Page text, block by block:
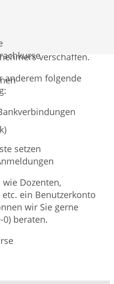
Überblick über das
verschaffen.
anderem folgende
setzen
Dozenten,
ein Benutzerkonto
wir Sie gerne
0) beraten.